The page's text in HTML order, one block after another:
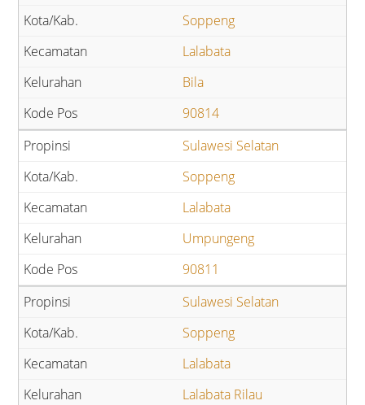
Soppeng
Lalabata
Bila
90814
Sulawesi Selatan
Soppeng
Lalabata
Umpungeng
90811
Sulawesi Selatan
Soppeng
Lalabata
Lalabata Rilau